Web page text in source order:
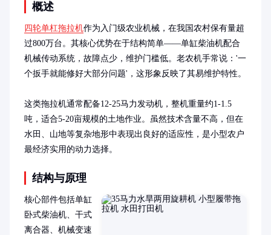
概述
四轮单杠拖拉机作为入门级农业机械，在我国农村保有量超
过800万台。其核心优势在于结构简单——单缸柴油机配合
机械传动系统，故障点少，维护门槛低。老农机手常说：'一
个扳手就能修好大部分问题'，这形象反映了其易维护特性。
这类拖拉机通常配备12-25马力发动机，整机重量约1-1.5
吨，适合5-20亩规模的土地作业。虽然技术含量不高，但在
水田、山地等复杂地形中表现出良好的适应性，是小型农户
最经济实用的动力选择。
结构与原理
核心部件包括单缸
卧式柴油机、干式
离合器、机械变速